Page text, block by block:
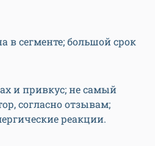
в сегменте; большой срок
и привкус; не самый
согласно отзывам;
реакции.